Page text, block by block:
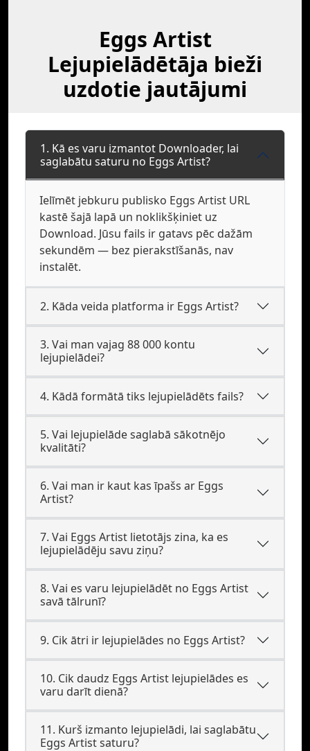
Eggs Artist
Lejupielādētāja bieži
uzdotie jautājumi
1. Kā es varu izmantot Downloader, lai
saglabātu saturu no Eggs Artist?
Ielīmēt jebkuru publisko Eggs Artist URL
kastē šajā lapā un noklikšķiniet uz
Download. Jūsu fails ir gatavs pēc dažām
sekundēm — bez pierakstīšanās, nav
instalēt.
2. Kāda veida platforma ir Eggs Artist?
3. Vai man vajag 88 000 kontu
lejupielādei?
4. Kādā formātā tiks lejupielādēts fails?
5. Vai lejupielāde saglabā sākotnējo
kvalitāti?
6. Vai man ir kaut kas īpašs ar Eggs
Artist?
7. Vai Eggs Artist lietotājs zina, ka es
lejupielādēju savu ziņu?
8. Vai es varu lejupielādēt no Eggs Artist
savā tālrunī?
9. Cik ātri ir lejupielādes no Eggs Artist?
10. Cik daudz Eggs Artist lejupielādes es
varu darīt dienā?
11. Kurš izmanto lejupielādi, lai saglabātu
Eggs Artist saturu?